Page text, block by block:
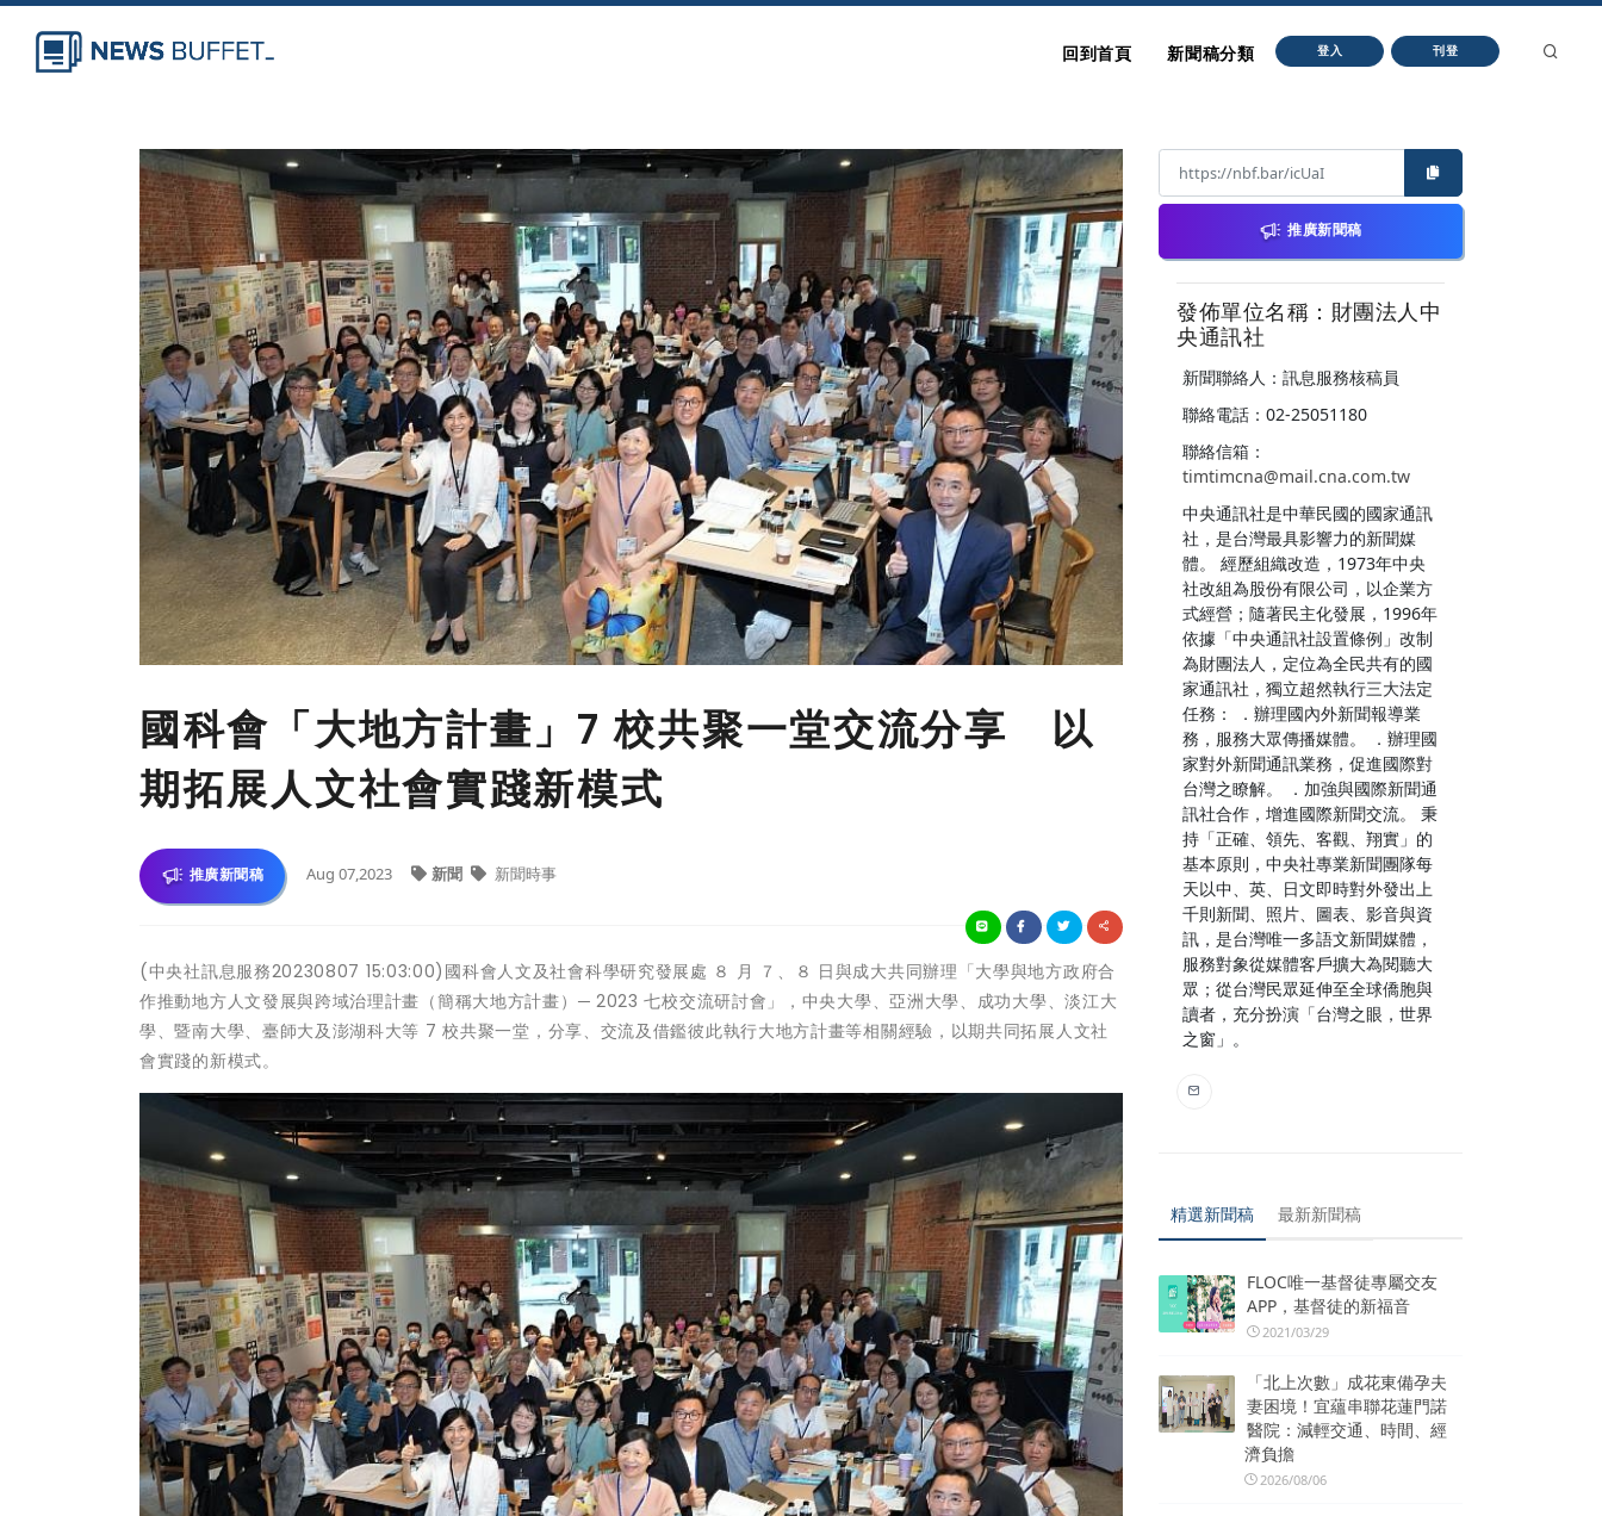
回到首頁 新聞稿分類 登入 刊登
國科會「大地方計畫」7 校共聚一堂交流分享 以
期拓展人文社會實踐新模式
推廣新聞稿 Aug 07,2023 新聞 新聞時事
(中央社訊息服務20230807 15:03:00)國科會人文及社會科學研究發展處 ８ 月 ７、８ 日與成大共同辦理「大學與地方政府合
作推動地方人文發展與跨域治理計畫（簡稱大地方計畫）─ 2023 七校交流研討會」，中央大學、亞洲大學、成功大學、淡江大
學、暨南大學、臺師大及澎湖科大等 7 校共聚一堂，分享、交流及借鑑彼此執行大地方計畫等相關經驗，以期共同拓展人文社
會實踐的新模式。
推廣新聞稿
發佈單位名稱：財團法人中
央通訊社
新聞聯絡人：訊息服務核稿員
聯絡電話：02-25051180
聯絡信箱：
timtimcna@mail.cna.com.tw
中央通訊社是中華民國的國家通訊
社，是台灣最具影響力的新聞媒
體。 經歷組織改造，1973年中央
社改組為股份有限公司，以企業方
式經營；隨著民主化發展，1996年
依據「中央通訊社設置條例」改制
為財團法人，定位為全民共有的國
家通訊社，獨立超然執行三大法定
任務： ．辦理國內外新聞報導業
務，服務大眾傳播媒體。 ．辦理國
家對外新聞通訊業務，促進國際對
台灣之瞭解。 ．加強與國際新聞通
訊社合作，增進國際新聞交流。 秉
持「正確、領先、客觀、翔實」的
基本原則，中央社專業新聞團隊每
天以中、英、日文即時對外發出上
千則新聞、照片、圖表、影音與資
訊，是台灣唯一多語文新聞媒體，
服務對象從媒體客戶擴大為閱聽大
眾；從台灣民眾延伸至全球僑胞與
讀者，充分扮演「台灣之眼，世界
之窗」。
精選新聞稿 最新新聞稿
FLOC唯一基督徒專屬交友
APP，基督徒的新福音
2021/03/29
「北上次數」成花東備孕夫
妻困境！宜蘊串聯花蓮門諾
醫院：減輕交通、時間、經
濟負擔
2026/08/06